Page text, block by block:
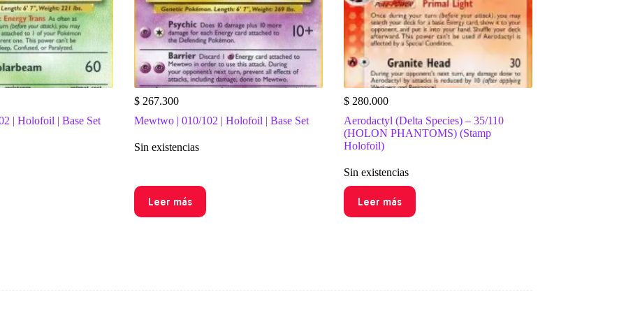
| Holofoil | Base Set
$267.300
Mewtwo | 010/102 | Holofoil | Base Set
Sin existencias
Leer más
$280.000
Aerodactyl (Delta Species) – 35/110
(HOLON PHANTOMS) (Stamp
Holofoil)
Sin existencias
Leer más